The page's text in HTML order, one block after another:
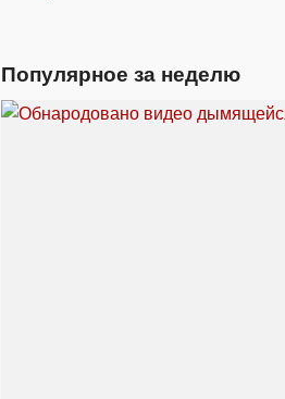
Популярное за неделю